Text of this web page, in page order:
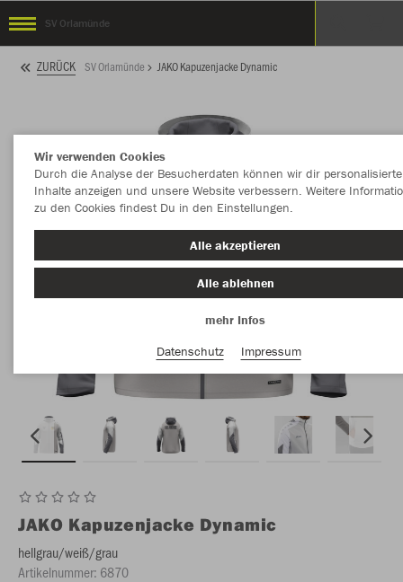
SV Orlamünde
ZURÜCK SV Orlamünde JAKO Kapuzenjacke Dynamic
JAKO Kapuzenjacke Dynamic
hellgrau/weiß/grau
Artikelnummer: 6870
Wir verwenden Cookies
Durch die Analyse der Besucherdaten können wir dir personalisierte
Inhalte anzeigen und unsere Website verbessern. Weitere
zu den Cookies findest Du in den Einstellungen.
Alle akzeptieren
Alle ablehnen
mehr Infos
Datenschutz
Impressum